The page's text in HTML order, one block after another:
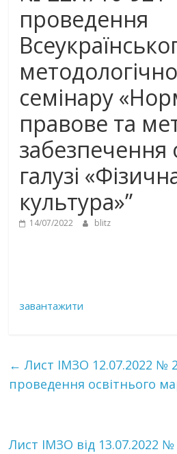
проведення
семінару
правове та
забезпечення
галузі
культура»”
14/07/2022 blitz
завантажити
← Лист ІМЗО 12.07.2022 №
проведення освітнього
Лист ІМЗО від 13.07.2022